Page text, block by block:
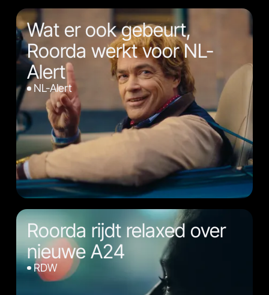
Wat er ook gebeurt,
Roorda werkt voor NL-
Alert
NL-Alert
Roorda rijdt relaxed over
nieuwe A24
RDW